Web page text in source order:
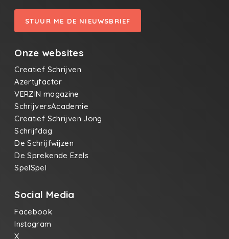
STUUR ME DE NIEUWSBRIEF
Onze websites
Creatief Schrijven
Azertyfactor
VERZIN magazine
SchrijversAcademie
Creatief Schrijven Jong
Schrijfdag
De Schrijfwijzen
De Sprekende Ezels
SpelSpel
Social Media
Facebook
Instagram
X